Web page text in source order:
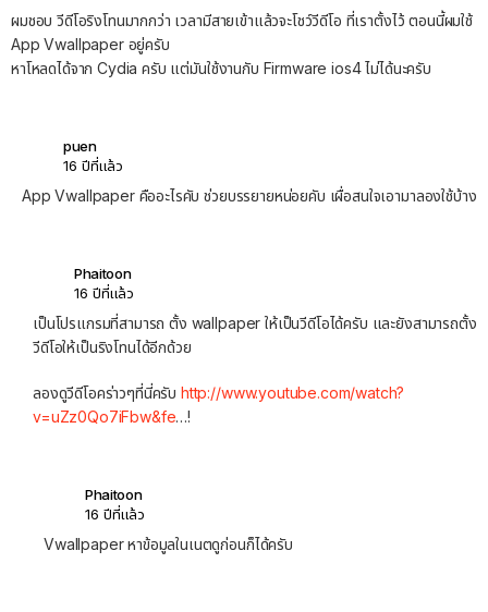
ผมชอบ วีดีโอริงโทนมากกว่า เวลามีสายเข้าแล้วจะโชว์วีดีโอ ที่เราตั้งไว้ ตอนนี้ผมใช้
App Vwallpaper อยู่ครับ
หาโหลดได้จาก Cydia ครับ แต่มันใช้งานกับ Firmware ios4 ไม่ได้นะครับ
puen
16 ปีที่แล้ว
App Vwallpaper คืออะไรคับ ช่วยบรรยายหน่อยคับ เผื่อสนใจเอามาลองใช้บ้าง
Phaitoon
16 ปีที่แล้ว
เป็นโปรแกรมที่สามารถ ตั้ง wallpaper ให้เป็นวีดีโอได้ครับ และยังสามารถตั้ง
วีดีโอให้เป็นริงโทนได้อีกด้วย
ลองดูวีดีโอคร่าวๆที่นี่ครับ http://www.youtube.com/watch?
v=uZz0Qo7iFbw&fe…!
Phaitoon
16 ปีที่แล้ว
Vwallpaper หาข้อมูลในเนตดูก่อนก็ได้ครับ